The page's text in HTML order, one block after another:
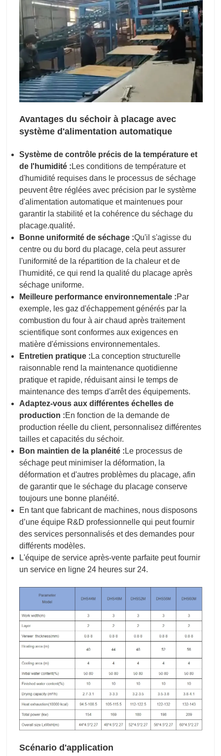
Avantages du séchoir à placage avec
système d'alimentation automatique
Système de contrôle précis de la température et
de l'humidité : Les conditions de température et
d'humidité requises dans le processus de séchage
peuvent être réglées avec précision par le système
d'alimentation automatique et maintenues pour
garantir la stabilité et la cohérence du séchage du
placage.qualité.
Bonne uniformité de séchage :Qu'il s'agisse du
centre ou du bord du placage, cela peut assurer
l'uniformité de la répartition de la chaleur et de
l'humidité, ce qui rend la qualité du placage après
séchage uniforme.
Meilleure performance environnementale :Par
exemple, les gaz d'échappement générés par la
combustion du four à air chaud après traitement
scientifique sont conformes aux exigences en
matière d'émissions environnementales.
Entretien pratique : La conception structurelle
raisonnable rend la maintenance quotidienne
pratique et rapide, réduisant ainsi le temps de
maintenance des temps d'arrêt des équipements.
Adaptez-vous aux différentes échelles de
production :En fonction de la demande de
production réelle du client, personnalisez différentes
tailles et capacités du séchoir.
Bon maintien de la planéité : Le processus de
séchage peut minimiser la déformation, la
déformation et d'autres problèmes du placage, afin
de garantir que le séchage du placage conserve
toujours une bonne planéité.
En tant que fabricant de machines, nous disposons
d’une équipe R&D professionnelle qui peut fournir
des services personnalisés et des demandes pour
différents modèles.
L'équipe de service après-vente parfaite peut fournir
un service en ligne 24 heures sur 24.
Scénario d'application